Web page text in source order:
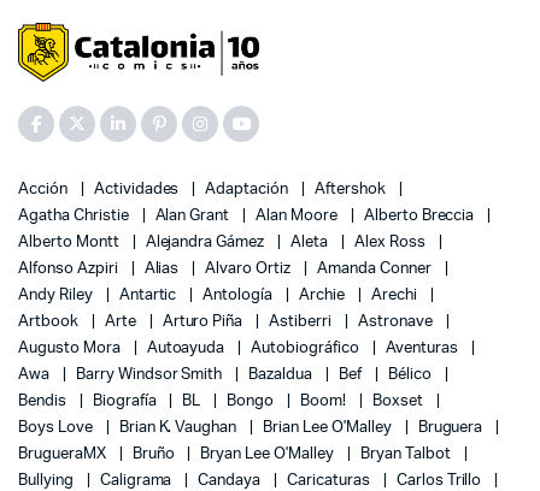
Acción Actividades Adaptación
Aftershok
Agatha Christie
Alan Grant Alan Moore
Alberto Breccia
Alberto Montt
Alejandra Gámez Aleta
Alex Ross
Alfonso Azpiri
Alias Alvaro Ortiz
Amanda Conner
Andy Riley
Antartic Antología Archie
Arechi
Artbook
Arte Arturo Piña Astiberri
Astronave
Augusto Mora
Autoayuda Autobiográfico
Aventuras
Awa
Barry Windsor Smith Bazaldua Bef
Bélico
Bendis
Biografía BL Bongo Boom!
Boxset
Boys Love
Brian K. Vaughan Brian Lee O'Malley
Bruguera
BrugueraMX
Bruño Bryan Lee O'Malley
Bryan Talbot
Bullying
Caligrama Candaya Caricaturas
Carlos Trillo